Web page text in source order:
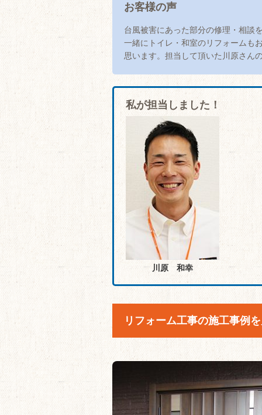
お客様の声
台風被害にあった部分の修理・相談
一緒にトイレ・和室のリフォームも
思います。担当して頂いた川原さん
私が担当しました！
川原 和幸
リフォーム工事の施工事例